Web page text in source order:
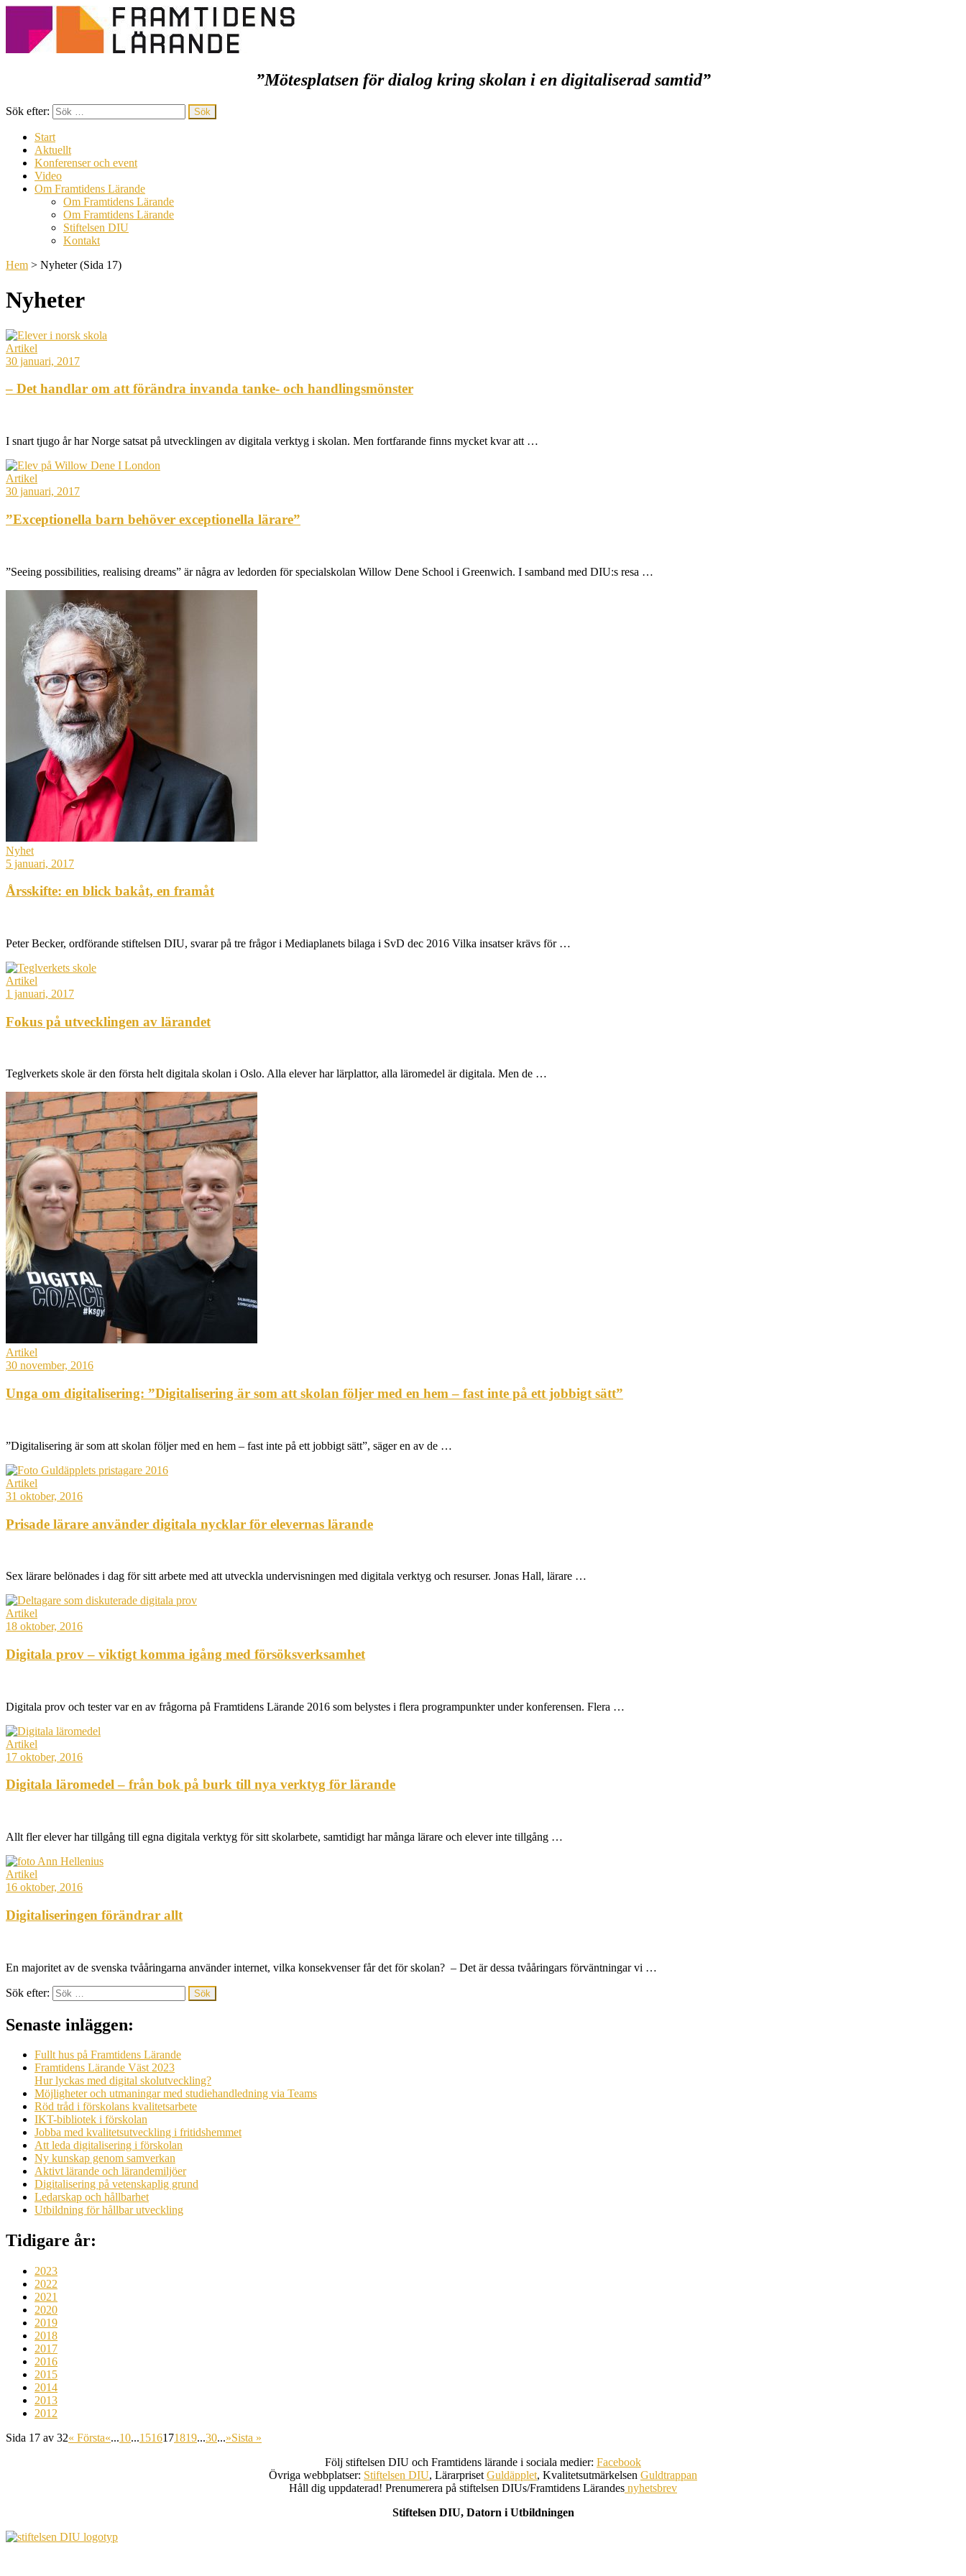
”Mötesplatsen för dialog kring skolan i en digitaliserad samtid”
Sök efter:
Start
Aktuellt
Konferenser och event
Video
Om Framtidens Lärande
Om Framtidens Lärande
Om Framtidens Lärande
Stiftelsen DIU
Kontakt
Hem > Nyheter(Sida 17)
Nyheter
Artikel
30 januari, 2017
– Det handlar om att förändra invanda tanke- och handlingsmönster
I snart tjugo år har Norge satsat på utvecklingen av digitala verktyg i skolan. Men fortfarande finns mycket kvar att …
Artikel
30 januari, 2017
”Exceptionella barn behöver exceptionella lärare”
”Seeing possibilities, realising dreams” är några av ledorden för specialskolan Willow Dene School i Greenwich. I samband med DIU:s resa …
Nyhet
5 januari, 2017
Årsskifte: en blick bakåt, en framåt
Peter Becker, ordförande stiftelsen DIU, svarar på tre frågor i Mediaplanets bilaga i SvD dec 2016 Vilka insatser krävs för …
Artikel
1 januari, 2017
Fokus på utvecklingen av lärandet
Teglverkets skole är den första helt digitala skolan i Oslo. Alla elever har lärplattor, alla läromedel är digitala. Men de …
Artikel
30 november, 2016
Unga om digitalisering: ”Digitalisering är som att skolan följer med en hem – fast inte på ett jobbigt sätt”
”Digitalisering är som att skolan följer med en hem – fast inte på ett jobbigt sätt”, säger en av de …
Artikel
31 oktober, 2016
Prisade lärare använder digitala nycklar för elevernas lärande
Sex lärare belönades i dag för sitt arbete med att utveckla undervisningen med digitala verktyg och resurser. Jonas Hall, lärare …
Artikel
18 oktober, 2016
Digitala prov – viktigt komma igång med försöksverksamhet
Digitala prov och tester var en av frågorna på Framtidens Lärande 2016 som belystes i flera programpunkter under konferensen. Flera …
Artikel
17 oktober, 2016
Digitala läromedel – från bok på burk till nya verktyg för lärande
Allt fler elever har tillgång till egna digitala verktyg för sitt skolarbete, samtidigt har många lärare och elever inte tillgång …
Artikel
16 oktober, 2016
Digitaliseringen förändrar allt
En majoritet av de svenska tvååringarna använder internet, vilka konsekvenser får det för skolan? – Det är dessa tvååringars förväntningar vi …
Sök efter:
Senaste inläggen:
Fullt hus på Framtidens Lärande
Framtidens Lärande Väst 2023
Hur lyckas med digital skolutveckling?
Möjligheter och utmaningar med studiehandledning via Teams
Röd tråd i förskolans kvalitetsarbete
IKT-bibliotek i förskolan
Jobba med kvalitetsutveckling i fritidshemmet
Att leda digitalisering i förskolan
Ny kunskap genom samverkan
Aktivt lärande och lärandemiljöer
Digitalisering på vetenskaplig grund
Ledarskap och hållbarhet
Utbildning för hållbar utveckling
Tidigare år:
2023
2022
2021
2020
2019
2018
2017
2016
2015
2014
2013
2012
Sida 17 av 32« Första«...10...1516171819...30...»Sista »
Följ stiftelsen DIU och Framtidens lärande i sociala medier: Facebook
Övriga webbplatser: Stiftelsen DIU, Lärarpriset Guldäpplet, Kvalitetsutmärkelsen Guldtrappan
Håll dig uppdaterad! Prenumerera på stiftelsen DIUs/Framtidens Lärandes nyhetsbrev
Stiftelsen DIU, Datorn i Utbildningen